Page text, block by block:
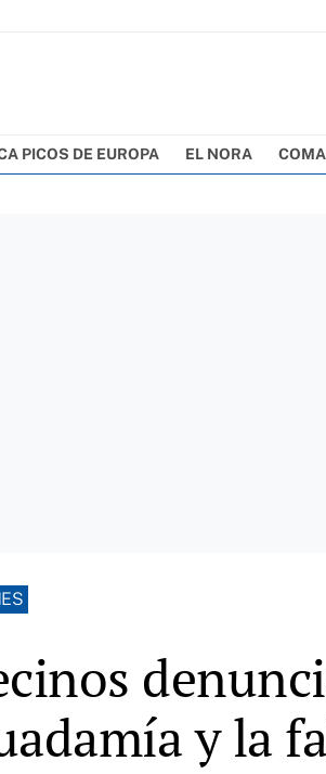
PICOS DE EUROPA EL NORA
y la